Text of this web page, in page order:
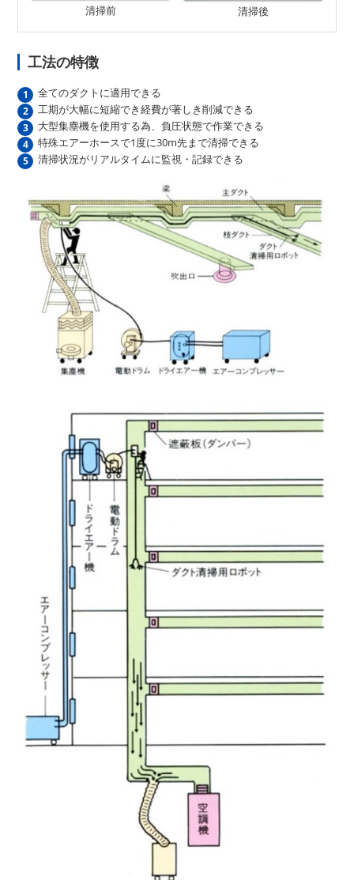
清掃前 清掃後
工法の特徴
全てのダクトに適用できる
工期が大幅に短縮でき経費が著しき削減できる
大型集塵機を使用する為、負圧状態で作業できる
特殊エアーホースで1度に30m先まで清掃できる
清掃状況がリアルタイムに監視・記録できる